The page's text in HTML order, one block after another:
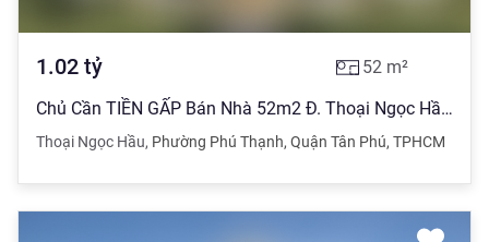
1.02 tỷ 52 m²
Chủ Cần TIỀN GẤP Bán Nhà 52m2 Đ. Thoại Ngọc Hầu, Q. Tân Phú, SHR
Thoại Ngọc Hầu, Phường Phú Thạnh, Quận Tân Phú, TPHCM